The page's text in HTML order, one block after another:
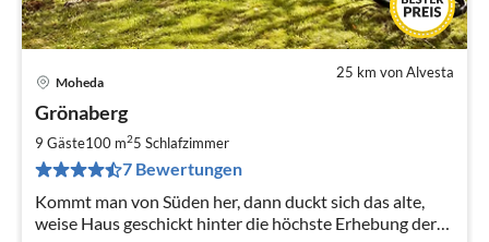
25 km von Alvesta
Moheda
Grönaberg
9 Gäste100 m25 Schlafzimmer
7 Bewertungen
Kommt man von Süden her, dann duckt sich das alte,
weise Haus geschickt hinter die höchste Erhebung der